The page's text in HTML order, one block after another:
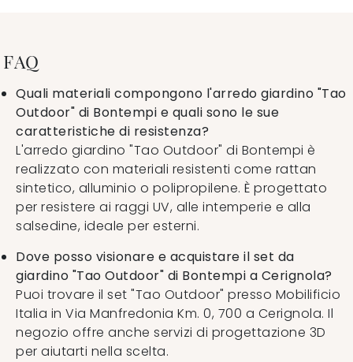
FAQ
Quali materiali compongono l'arredo giardino "Tao
Outdoor" di Bontempi e quali sono le sue
caratteristiche di resistenza?
L'arredo giardino "Tao Outdoor" di Bontempi è
realizzato con materiali resistenti come rattan
sintetico, alluminio o polipropilene. È progettato
per resistere ai raggi UV, alle intemperie e alla
salsedine, ideale per esterni.
Dove posso visionare e acquistare il set da
giardino "Tao Outdoor" di Bontempi a Cerignola?
Puoi trovare il set "Tao Outdoor" presso Mobilificio
Italia in Via Manfredonia Km. 0, 700 a Cerignola. Il
negozio offre anche servizi di progettazione 3D
per aiutarti nella scelta.